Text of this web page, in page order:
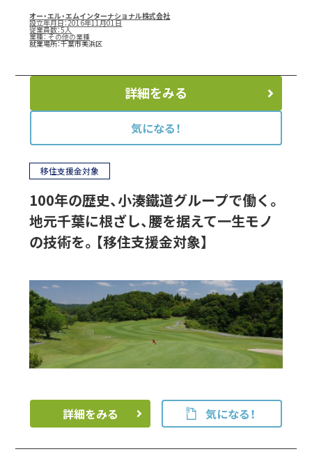
オー・エル・エムインターナショナル株式会社
設立年月日：2016年11月01日
従業員数：5人
業種：その他の業種
就業場所：千葉市美浜区
詳細をみる
気になる！
移住支援金対象
100年の歴史、小湊鐵道グループで働く。
地元千葉に根ざし、腰を据えて一生モノ
の技術を。【移住支援金対象】
詳細をみる 気になる！